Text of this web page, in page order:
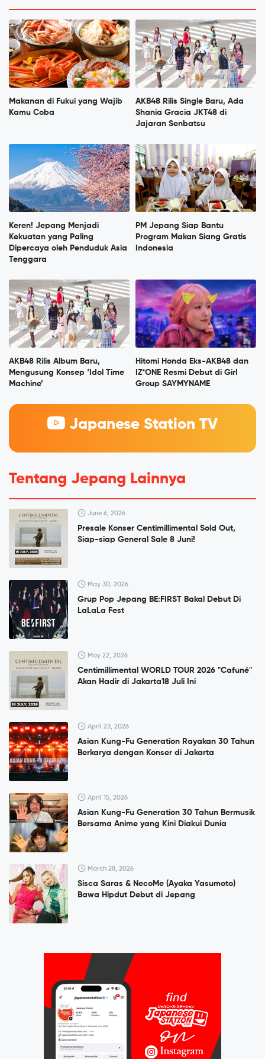
Makanan di Fukui yang Wajib
Kamu Coba
AKB48 Rilis Single Baru, Ada
Shania Gracia JKT48 di
Jajaran Senbatsu
Keren! Jepang Menjadi
Kekuatan yang Paling
Dipercaya oleh Penduduk Asia
Tenggara
PM Jepang Siap Bantu
Program Makan Siang Gratis
Indonesia
AKB48 Rilis Album Baru,
Mengusung Konsep ‘Idol Time
Machine’
Hitomi Honda Eks-AKB48 dan
IZ*ONE Resmi Debut di Girl
Group SAYMYNAME
Japanese Station TV
Tentang Jepang Lainnya
June 6, 2026
Presale Konser Centimillimental Sold Out,
Siap-siap General Sale 8 Juni!
May 30, 2026
Grup Pop Jepang BE:FIRST Bakal Debut Di
LaLaLa Fest
May 22, 2026
Centimillimental WORLD TOUR 2026 "Cafuné"
Akan Hadir di Jakarta18 Juli Ini
April 23, 2026
Asian Kung-Fu Generation Rayakan 30 Tahun
Berkarya dengan Konser di Jakarta
April 15, 2026
Asian Kung-Fu Generation 30 Tahun Bermusik
Bersama Anime yang Kini Diakui Dunia
March 28, 2026
Sisca Saras & NecoMe (Ayaka Yasumoto)
Bawa Hipdut Debut di Jepang